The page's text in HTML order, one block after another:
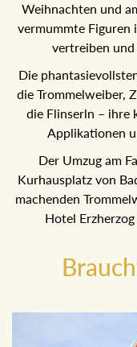
Weihnachten und
vermummte Figuren
vertreiben und
Die
die Trommelweiber,
die Flinserln – ihre
Applikationen
Der Umzug am
Kurhausplatz von
machenden
Hotel